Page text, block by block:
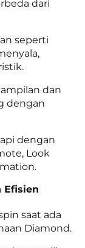
dari
seperti
dan
dengan
dengan
Look
Efisien
saat ada
Diamond.